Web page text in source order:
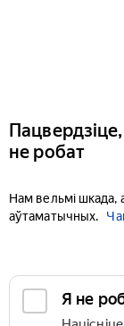
не робат
Нам вельмі шкада,
аўтаматычных.
Я не